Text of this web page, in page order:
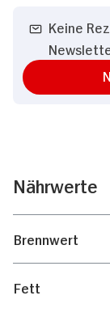
Keine
Nährwerte
Brennwert
Fett